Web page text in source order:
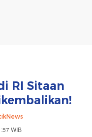
RI Sitaan
WIB